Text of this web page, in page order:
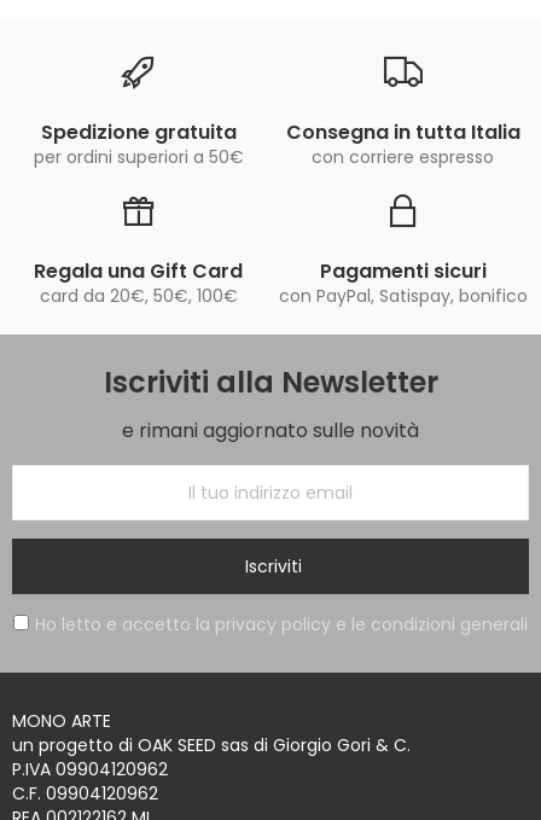
Spedizione gratuita
per ordini superiori a 50€
Consegna in tutta Italia
con corriere espresso
Regala una Gift Card
card da 20€, 50€, 100€
Pagamenti sicuri
con PayPal, Satispay, bonifico
Iscriviti alla Newsletter
e rimani aggiornato sulle novità
Iscriviti
Ho letto e accetto la privacy policy e le condizioni generali
MONO ARTE
un progetto di OAK SEED sas di Giorgio Gori & C.
P.IVA 09904120962
C.F. 09904120962